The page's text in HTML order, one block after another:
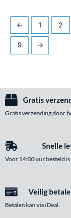
← 1 2
9 →
Gratis
Gratis verzending door
Snelle
Voor 14:00 uur besteld
Veilig
Betalen kan via iDeal.